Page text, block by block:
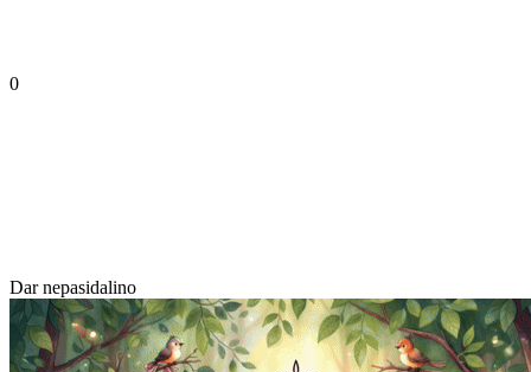
0
Dar nepasidalino